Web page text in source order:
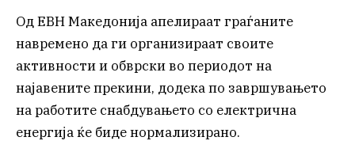
Од ЕВН Македонија апелираат граѓаните
навремено да ги организираат своите
активности и обврски во периодот на
најавените прекини, додека по завршувањето
на работите снабдувањето со електрична
енергија ќе биде нормализирано.